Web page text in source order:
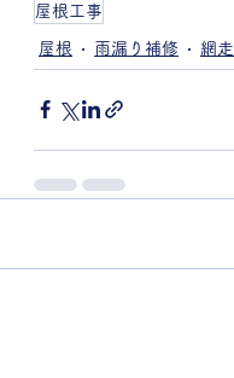
屋根工事
屋根 雨漏り補修 網